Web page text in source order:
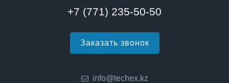
+7 (771) 235-50-50
Заказать звонок
info@techex.kz